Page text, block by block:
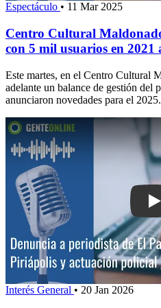
Espectáculo • 11 Mar 2025
Centro Cultural
con 5 mil usuarios en 2021
Este martes, en el Centro Cultural
adelante un balance de gestión del
anunciaron novedades para el 2025.
Interés General • 20 Jan 2026